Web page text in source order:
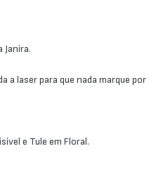
Janira.
a laser para que nada marque por
e Tule em Floral.